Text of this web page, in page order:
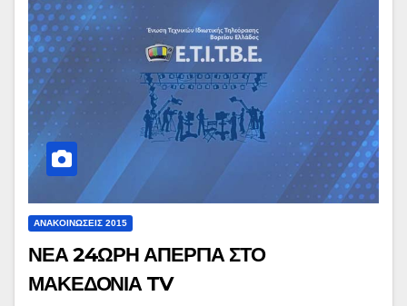
ΑΝΑΚΟΙΝΏΣΕΙΣ 2015
ΝΕΑ 24ΩΡΗ ΑΠΕΡΓΙΑ ΣΤΟ
ΜΑΚΕΔΟΝΙΑ TV